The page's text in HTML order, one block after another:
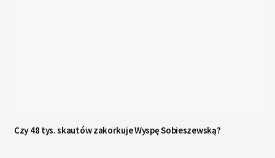
Czy 48 tys. skautów zakorkuje Wyspę Sobieszewską?